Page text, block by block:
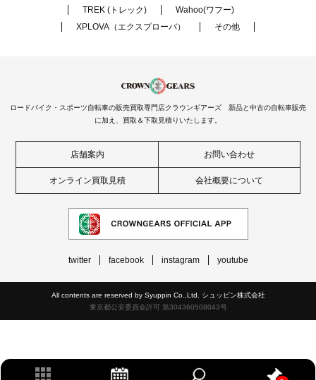
TREK (トレック)
Wahoo(ワフー)
XPLOVA（エクスプローバ）
その他
ロードバイク・スポーツ自転車の販売買取専門店クラウンギアーズ 新品と中古の自転車販売
に加え、買取＆下取見積りいたします。
店舗案内 お問い合わせ
オンライン買取見積 会社概要について
twitter facebook instagram youtube
All contents are reserved by Syuppin Co.,Ltd. シュッピン株式会社
東京都公安委員会許可 第304360508043号